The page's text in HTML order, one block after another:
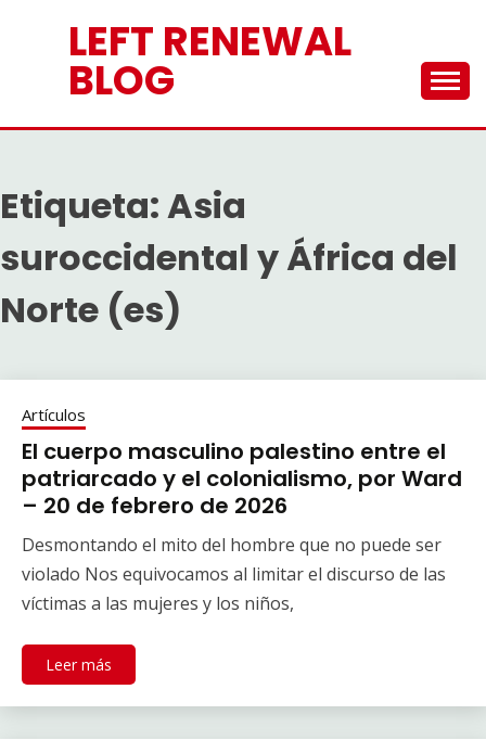
contenidoLEFT RENEWAL
BLOG
Etiqueta:Asia
suroccidental y África del
Norte (es)
Artículos
El cuerpo masculino palestino entre el
patriarcado y el colonialismo, por Ward
– 20 de febrero de 2026
Desmontando el mito del hombre que no puede ser
violado Nos equivocamos al limitar el discurso de las
víctimas a las mujeres y los niños,
Leer más